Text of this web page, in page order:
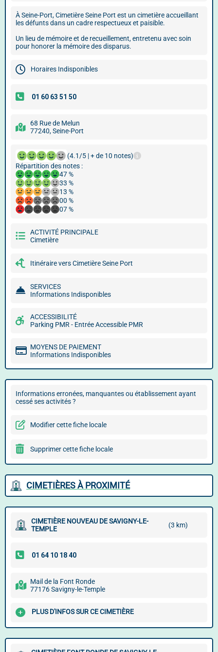
À Seine-Port, Cimetière Seine Port est un cimetière accueillant
les défunts dans un cadre respectueux et paisible.
Un lieu de mémoire et de recueillement, entretenu avec soin
pour honorer la mémoire des disparus.
Horaires Indisponibles
68 Rue de Melun
77240, Seine-Port
(4.1/5 | + de 10 notes)
Répartition des notes :
47 %
33 %
13 %
00 %
07 %
ACTIVITÉ PRINCIPALE
Cimetière
Itinéraire vers Cimetière Seine Port
SERVICES
Informations Indisponibles
ACCESSIBILITÉ
Parking PMR - Entrée Accessible PMR
MOYENS DE PAIEMENT
Informations Indisponibles
Informations erronées, manquantes ou établissement ayant
cessé ses activités ?
Modifier cette fiche locale
Supprimer cette fiche locale
CIMETIÈRES À PROXIMITÉ
CIMETIÈRE NOUVEAU DE SAVIGNY-LE-
TEMPLE
(3 km)
Mail de la Font Ronde
77176 Savigny-le-Temple
PLUS D'INFOS SUR CE CIMETIÈRE